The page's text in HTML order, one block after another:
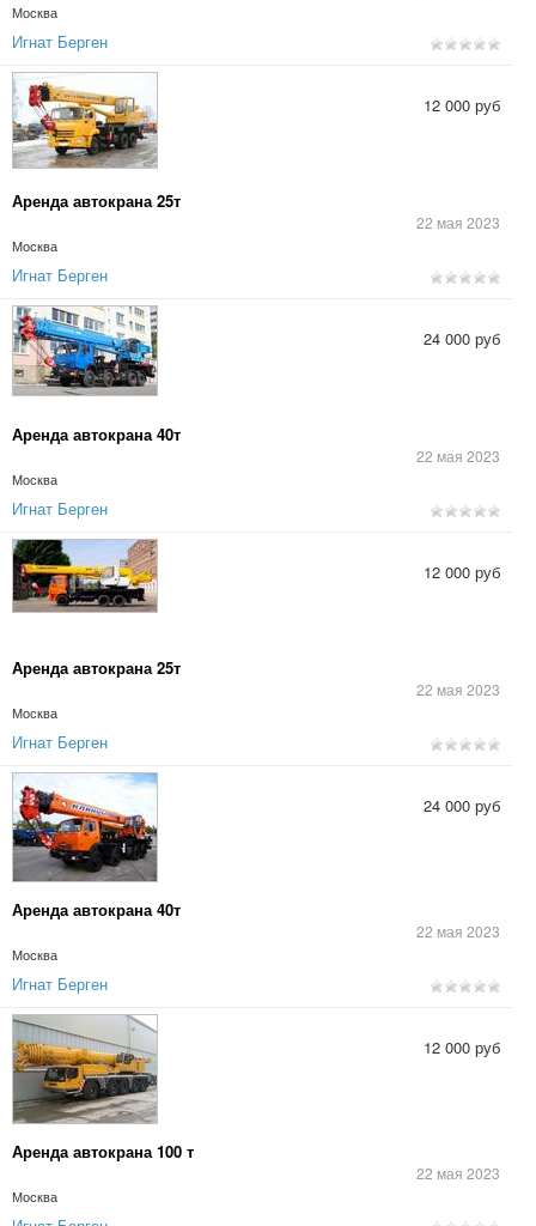
Москва
Игнат Берген
Аренда автокрана 25т
22 мая 2023
Москва
12 000 руб
Игнат Берген
Аренда автокрана 40т
22 мая 2023
Москва
24 000 руб
Игнат Берген
Аренда автокрана 25т
22 мая 2023
Москва
12 000 руб
Игнат Берген
Аренда автокрана 40т
22 мая 2023
Москва
24 000 руб
Игнат Берген
Аренда автокрана 100 т
22 мая 2023
Москва
12 000 руб